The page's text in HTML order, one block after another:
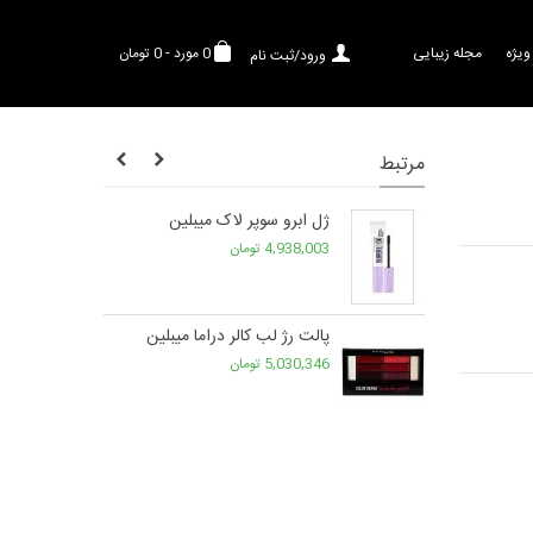
0مورد-0 تومان ورود/ثبت نام مجله زیبایی
مرتبط
ژل ابرو سوپر لاک میبلین
4,938,003 تومان
پالت رژ لب کالر دراما میبلین
5,030,346 تومان